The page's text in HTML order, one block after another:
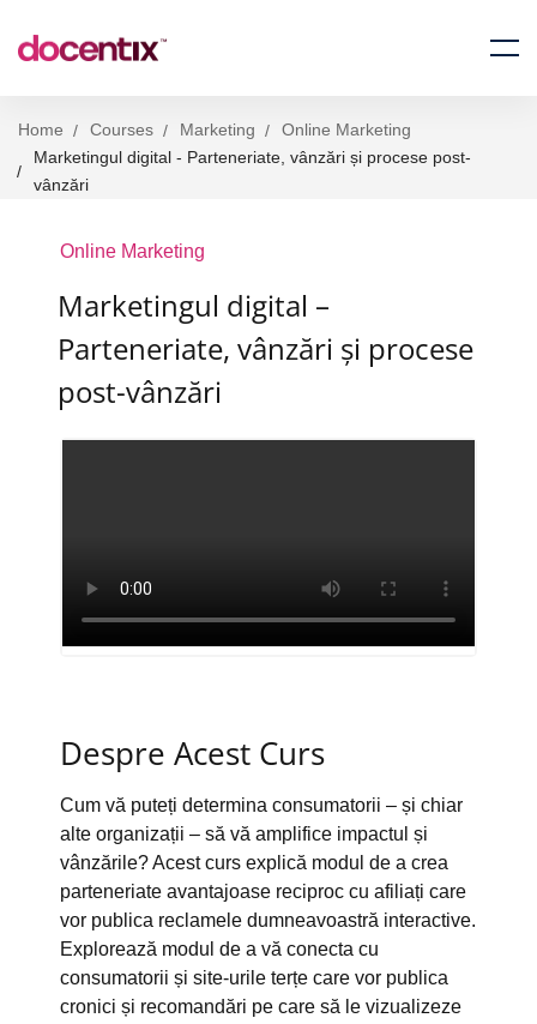
Home Courses Marketing
Online Marketing
Marketingul digital - Parteneriate, vânzări și procese post-
vânzări
Online Marketing
Marketingul digital –
Parteneriate, vânzări și procese
post-vânzări
Despre Acest Curs
Cum vă puteți determina consumatorii – și chiar
alte organizații – să vă amplifice impactul și
vânzările? Acest curs explică modul de a crea
parteneriate avantajoase reciproc cu afiliați care
vor publica reclamele dumneavoastră interactive.
Explorează modul de a vă conecta cu
consumatorii și site-urile terțe care vor publica
cronici și recomandări pe care să le vizualizeze